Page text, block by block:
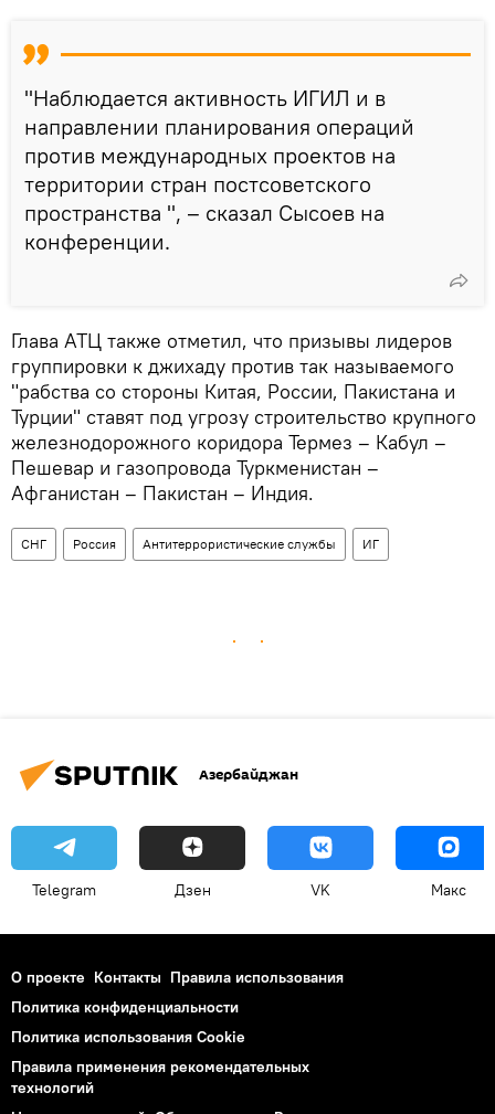
"Наблюдается активность ИГИЛ и в
направлении планирования операций
против международных проектов на
территории стран постсоветского
пространства ", – сказал Сысоев на
конференции.
Глава АТЦ также отметил, что призывы лидеров
группировки к джихаду против так называемого
"рабства со стороны Китая, России, Пакистана и
Турции" ставят под угрозу строительство крупного
железнодорожного коридора Термез – Кабул –
Пешевар и газопровода Туркменистан –
Афганистан – Пакистан – Индия.
СНГ Россия Антитеррористические службы ИГ
Азербайджан
Telegram Дзен VK Макс
О проекте Контакты Правила использования
Политика конфиденциальности
Политика использования Cookie
Правила применения рекомендательных
технологий